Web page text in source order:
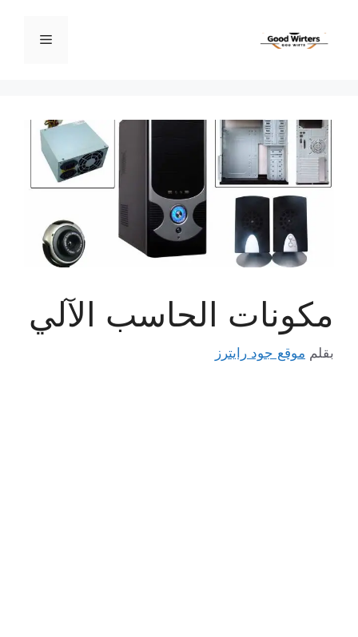
المحتوى
القائمة
مكونات الحاسب الآلي
بقلم موقع جود رايترز